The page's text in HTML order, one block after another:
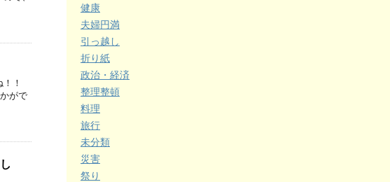
！
がで
健康
夫婦円満
引っ越し
折り紙
政治・経済
整理整頓
料理
旅行
未分類
災害
祭り